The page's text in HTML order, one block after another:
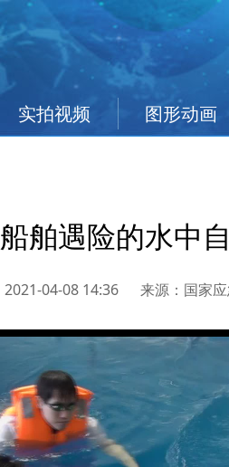
实拍视频 图形动画
船舶遇险的水中
2021-04-08 14:36 来源： 国家